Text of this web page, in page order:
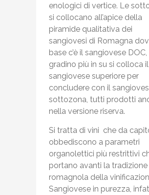
enologici di vertice. Le
si collocano all’apice della
piramide qualitativa dei
sangiovesi di Romagna
base c’è il sangiovese DOC,
gradino più in su si colloca il
sangiovese superiore per
concludere con il
sottozona, tutti prodotti
nella versione riserva.
Si tratta di vini che da
obbediscono a parametri
organolettici più restrittivi
portano avanti la tradizione
romagnola della
Sangiovese in purezza,